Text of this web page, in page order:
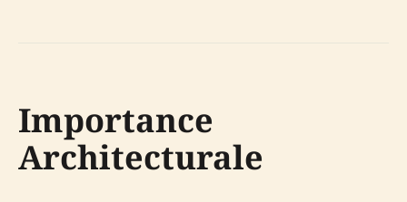
Importance
Architecturale